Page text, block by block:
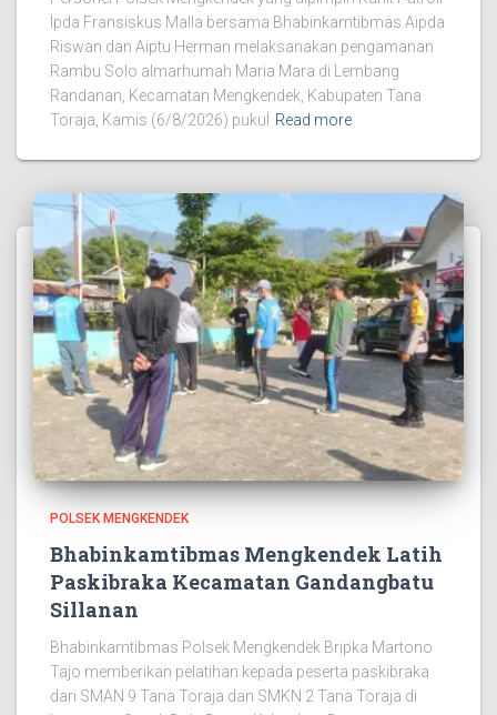
Ipda Fransiskus Malla bersama Bhabinkamtibmas Aipda
Riswan dan Aiptu Herman melaksanakan pengamanan
Rambu Solo almarhumah Maria Mara di Lembang
Randanan, Kecamatan Mengkendek, Kabupaten Tana
Toraja, Kamis (6/8/2026) pukul
Read more
POLSEK MENGKENDEK
Bhabinkamtibmas Mengkendek Latih
Paskibraka Kecamatan Gandangbatu
Sillanan
Bhabinkamtibmas Polsek Mengkendek Bripka Martono
Tajo memberikan pelatihan kepada peserta paskibraka
dari SMAN 9 Tana Toraja dan SMKN 2 Tana Toraja di